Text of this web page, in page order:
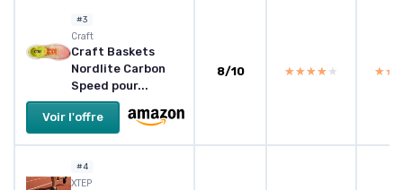
#3
Craft
Craft Baskets
Nordlite Carbon
Speed pour...
Voir l'offre
8/10 ★★★★★
★★★★★
#4
XTEP